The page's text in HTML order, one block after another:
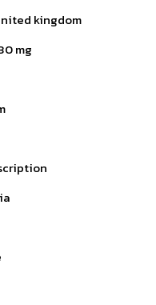
kingdom
mg